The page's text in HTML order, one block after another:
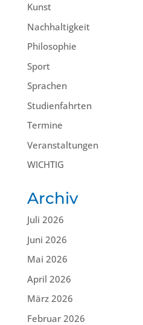
Kunst
Nachhaltigkeit
Philosophie
Sport
Sprachen
Studienfahrten
Termine
Veranstaltungen
WICHTIG
Archiv
Juli 2026
Juni 2026
Mai 2026
April 2026
März 2026
Februar 2026